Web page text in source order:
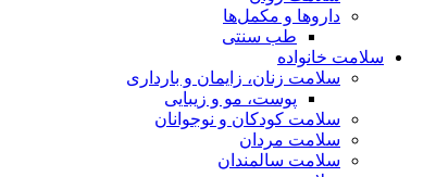
داروها و مکمل‌ها
طب سنتی
سلامت خانواده
سلامت زنان، زایمان و بارداری
پوست، مو و زیبایی
سلامت کودکان و نوجوانان
سلامت مردان
سلامت سالمندان